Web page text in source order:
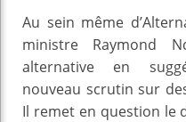
Au sein même
ministre Raymond
alternative en
nouveau scrutin sur
Il remet en question le